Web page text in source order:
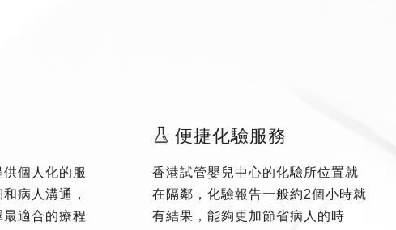
個人化的服
病人溝通，
適合的療程
便捷化驗服務
香港試管嬰兒中心的化驗所位置就
在隔鄰，化驗報告一般約2個小時就
有結果，能夠更加節省病人的時